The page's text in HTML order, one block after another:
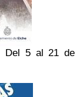
Del 5 al 21 de